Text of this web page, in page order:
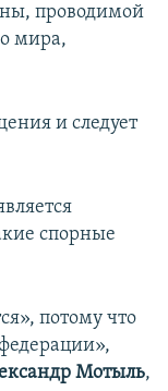
проводимой
мира,
и следует
спорные
потому что
Мотыль,